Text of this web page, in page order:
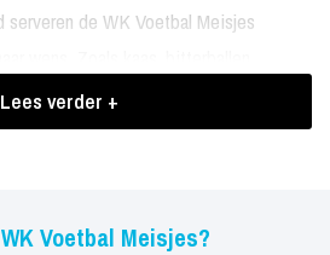
de WK Voetbal Meisjes
Meisjes
Alles is mogelijk!
Lees verder +
Voetbal Meisjes?